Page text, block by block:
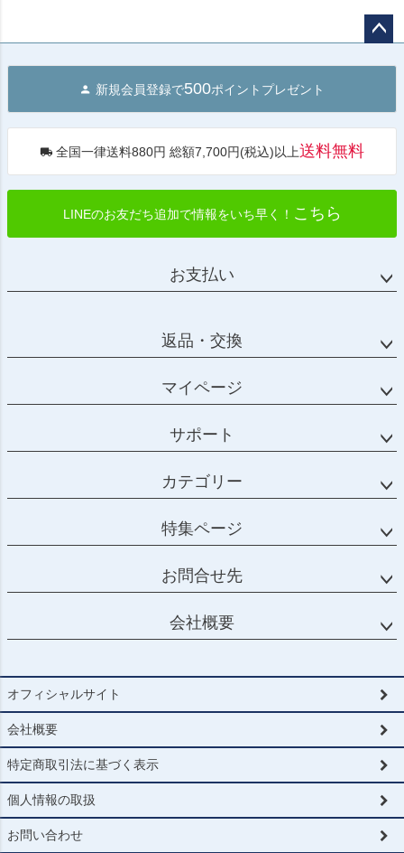
へ
新規会員登録で500ポイントプレゼント
全国一律送料880円 総額7,700円(税込)以上送料無料
LINEのお友だち追加で情報をいち早く！ こちら
お支払い
返品・交換
マイページ
サポート
カテゴリー
特集ページ
お問合せ先
会社概要
オフィシャルサイト
会社概要
特定商取引法に基づく表示
個人情報の取扱
お問い合わせ